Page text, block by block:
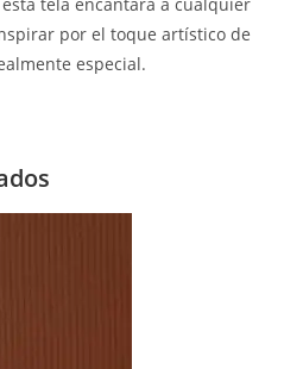
por el toque artístico de
especial.